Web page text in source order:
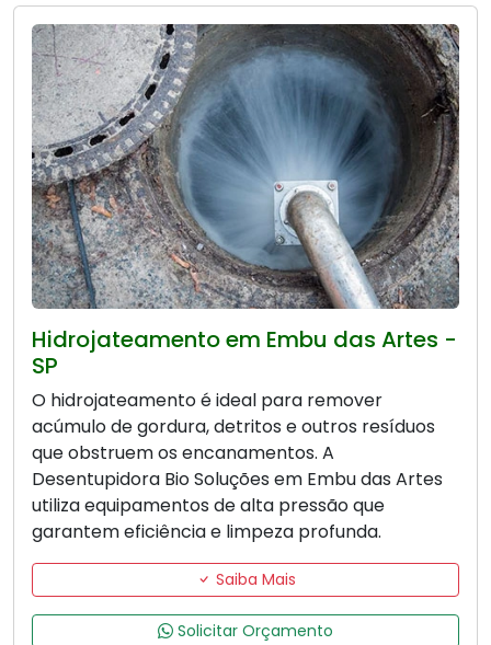
Hidrojateamento em Embu das Artes -
SP
O hidrojateamento é ideal para remover
acúmulo de gordura, detritos e outros resíduos
que obstruem os encanamentos. A
Desentupidora Bio Soluções em Embu das Artes
utiliza equipamentos de alta pressão que
garantem eficiência e limpeza profunda.
Saiba Mais
Solicitar Orçamento